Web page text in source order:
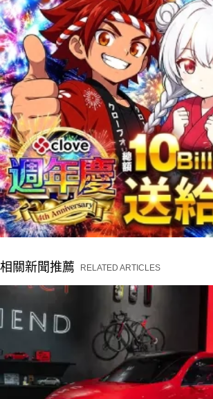
相關新聞推薦 RELATED ARTICLES